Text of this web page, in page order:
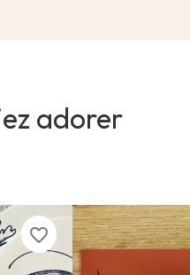
adorer
favorite_border